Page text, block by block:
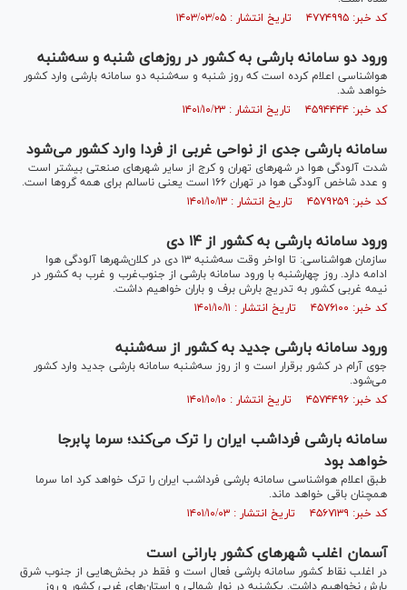
کد خبر: ۴۷۷۴۹۹۵ تاریخ انتشار : ۱۴۰۳/۰۳/۰۵
ورود دو سامانه بارشی به کشور در روزهای شنبه و سه‌شنبه
هواشناسی اعلام کرده است که روز شنبه و سه‌شنبه دو سامانه بارشی وارد کشور
خواهد شد.
کد خبر: ۴۵۹۴۴۴۴ تاریخ انتشار : ۱۴۰۱/۱۰/۲۳
سامانه بارشی جدی از نواحی غربی از فردا وارد کشور می‌شود
شدت آلودگی هوا در شهرهای تهران و کرج از سایر شهرهای صنعتی بیشتر است
و عدد شاخص آلودگی هوا در تهران ۱۶۶ است یعنی ناسالم برای همه گروها‌ است.
کد خبر: ۴۵۷۹۲۵۹ تاریخ انتشار : ۱۴۰۱/۱۰/۱۳
ورود سامانه بارشی به کشور از ۱۴ دی
سازمان هواشناسی: تا اواخر وقت سه‌شنبه ۱۳ دی در کلان‌شهر‌ها آلودگی هوا
ادامه دارد. روز چهارشنبه با ورود سامانه بارشی از جنوب‌غرب و غرب به کشور در
نیمه غربی کشور به تدریج بارش برف و باران خواهیم داشت.
کد خبر: ۴۵۷۶۱۰۰ تاریخ انتشار : ۱۴۰۱/۱۰/۱۱
ورود سامانه بارشی جدید به کشور از سه‌شنبه
جوی آرام در کشور برقرار است و از روز سه‌شنبه سامانه بارشی جدید وارد کشور
می‌شود.
کد خبر: ۴۵۷۴۴۹۶ تاریخ انتشار : ۱۴۰۱/۱۰/۱۰
سامانه بارشی فرداشب ایران را ترک می‌کند؛ سرما پابرجا
خواهد بود
طبق اعلام هواشناسی سامانه بارشی فرداشب ایران را ترک خواهد کرد اما سرما
همچنان باقی خواهد ماند.
کد خبر: ۴۵۶۷۱۳۹ تاریخ انتشار : ۱۴۰۱/۱۰/۰۳
آسمان اغلب شهرهای کشور بارانی است
در اغلب نقاط کشور سامانه بارشی فعال است و فقط در بخش‌هایی از جنوب شرق
بارش نخواهیم داشت. یکشنبه در نوار شمالی و استان‌های غربی کشور و روز